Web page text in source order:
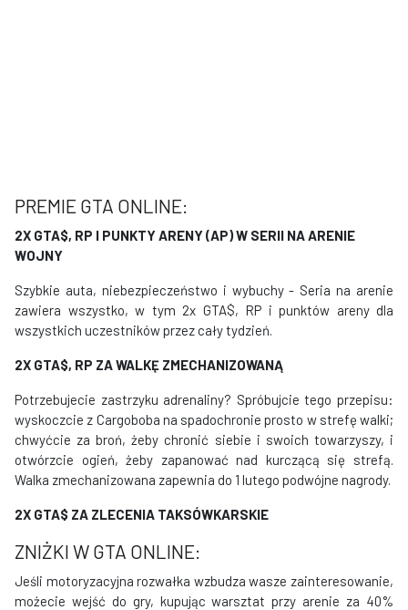
PREMIE GTA ONLINE:
2X GTA$, RP I PUNKTY ARENY (AP) W SERII NA ARENIE
WOJNY
Szybkie auta, niebezpieczeństwo i wybuchy - Seria na arenie
zawiera wszystko, w tym 2x GTA$, RP i punktów areny dla
wszystkich uczestników przez cały tydzień.
2X GTA$, RP ZA WALKĘ ZMECHANIZOWANĄ
Potrzebujecie zastrzyku adrenaliny? Spróbujcie tego przepisu:
wyskoczcie z Cargoboba na spadochronie prosto w strefę walki;
chwyćcie za broń, żeby chronić siebie i swoich towarzyszy, i
otwórzcie ogień, żeby zapanować nad kurczącą się strefą.
Walka zmechanizowana zapewnia do 1 lutego podwójne nagrody.
2X GTA$ ZA ZLECENIA TAKSÓWKARSKIE
ZNIŻKI W GTA ONLINE:
Jeśli motoryzacyjna rozwałka wzbudza wasze zainteresowanie,
możecie wejść do gry, kupując warsztat przy arenie za 40%